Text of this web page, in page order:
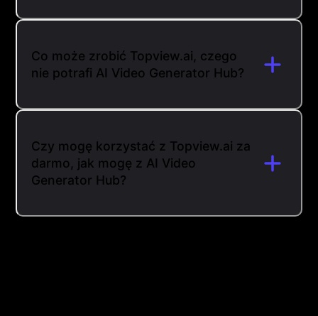
Co może zrobić Topview.ai, czego
nie potrafi AI Video Generator Hub?
Czy mogę korzystać z Topview.ai za
darmo, jak mogę z AI Video
Generator Hub?